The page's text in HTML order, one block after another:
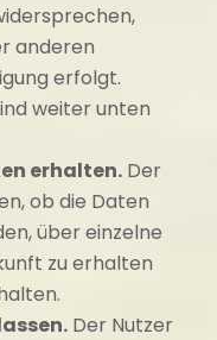
anderen
erfolgt.
weiter unten
erhalten. Der
ob die Daten
über einzelne
zu erhalten
Der Nutzer